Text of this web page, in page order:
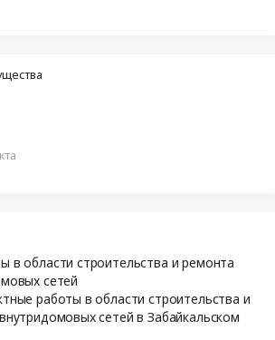
в области строительства и ремонта
сетей
работы в области строительства и
сетей в Забайкальском